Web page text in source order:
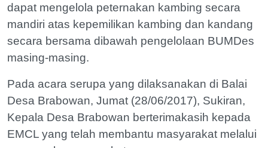
dapat mengelola peternakan kambing secara
mandiri atas kepemilikan kambing dan kandang
secara bersama dibawah pengelolaan BUMDes
masing-masing.
Pada acara serupa yang dilaksanakan di Balai
Desa Brabowan, Jumat (28/06/2017), Sukiran,
Kepala Desa Brabowan berterimakasih kepada
EMCL yang telah membantu masyarakat melalui